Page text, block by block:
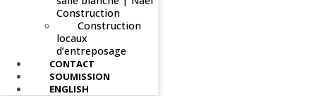
Construction
Construction
locaux
d’entreposage
CONTACT
SOUMISSION
ENGLISH